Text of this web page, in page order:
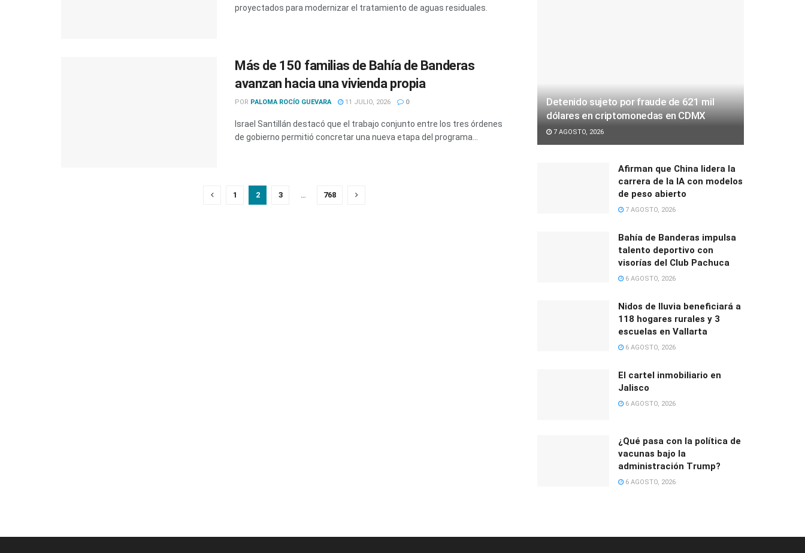
proyectados para modernizar el tratamiento de aguas residuales.
Más de 150 familias de Bahía de Banderas
avanzan hacia una vivienda propia
POR PALOMA ROCÍO GUEVARA 11 JULIO, 2026 0
Israel Santillán destacó que el trabajo conjunto entre los tres órdenes
de gobierno permitió concretar una nueva etapa del programa...
1 2 3 … 768
Detenido sujeto por fraude de 621 mil
dólares en criptomonedas en CDMX
7 AGOSTO, 2026
Afirman que China lidera la
carrera de la IA con modelos
de peso abierto
7 AGOSTO, 2026
Bahía de Banderas impulsa
talento deportivo con
visorías del Club Pachuca
6 AGOSTO, 2026
Nidos de lluvia beneficiará a
118 hogares rurales y 3
escuelas en Vallarta
6 AGOSTO, 2026
El cartel inmobiliario en
Jalisco
6 AGOSTO, 2026
¿Qué pasa con la política de
vacunas bajo la
administración Trump?
6 AGOSTO, 2026